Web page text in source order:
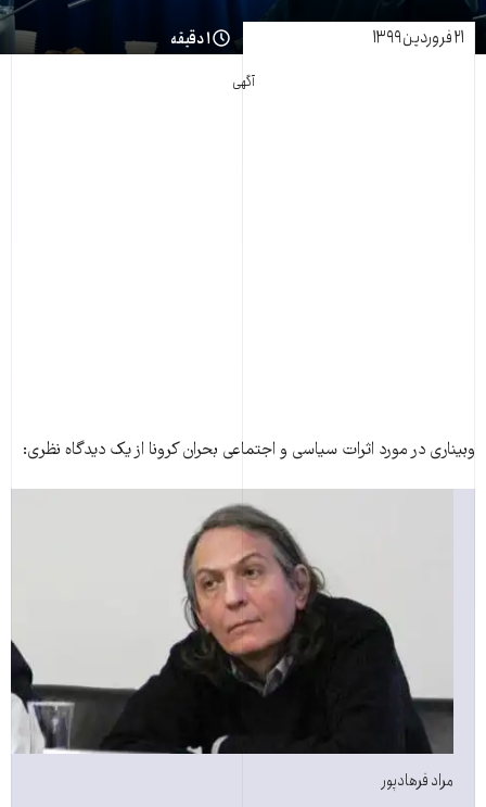
۲۱ فروردین ۱۳۹۹ ۱ دقیقه
آگهی
وبیناری در مورد اثرات سیاسی و اجتماعی بحران کرونا از یک دیدگاه نظری:
مراد فرهادپور